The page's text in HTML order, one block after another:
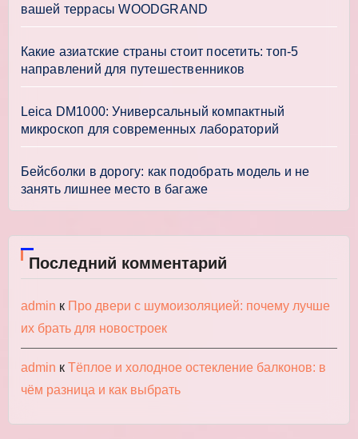
вашей террасы WOODGRAND
Какие азиатские страны стоит посетить: топ-5
направлений для путешественников
Leica DM1000: Универсальный компактный
микроскоп для современных лабораторий
Бейсболки в дорогу: как подобрать модель и не
занять лишнее место в багаже
Последний комментарий
admin к Про двери с шумоизоляцией: почему лучше
их брать для новостроек
admin к Тёплое и холодное остекление балконов: в
чём разница и как выбрать